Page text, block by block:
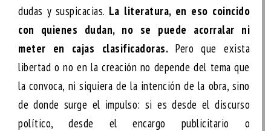
dudas y suspicacias. La literatura, en eso coincido
con quienes dudan, no se puede acorralar ni
meter en cajas clasificadoras. Pero que exista
libertad o no en la creación no depende del tema que
la convoca, ni siquiera de la intención de la obra, sino
de donde surge el impulso: si es desde el discurso
político, desde el encargo publicitario o